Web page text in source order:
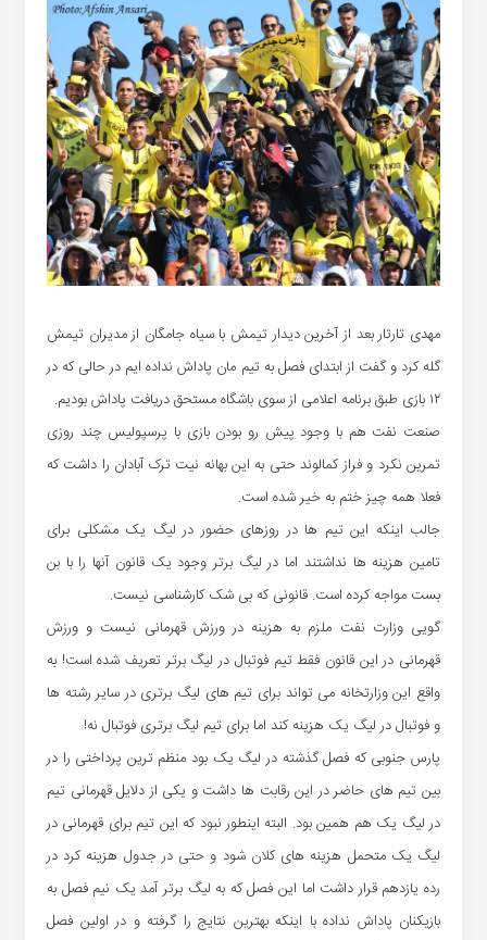
مهدی تارتار بعد از آخرین دیدار تیمش با سیاه جامگان از مدیران تیمش
گله کرد و گفت از ابتدای فصل به تیم مان پاداش نداده ایم در حالی که در
۱۲ بازی طبق برنامه اعلامی از سوی باشگاه مستحق دریافت پاداش بودیم.
صنعت نفت هم با وجود پیش رو بودن بازی با پرسپولیس چند روزی
تمرین نکرد و فراز کمالوند حتی به این بهانه نیت ترک آبادان را داشت که
فعلا همه چیز ختم به خیر شده است.
جالب اینکه این تیم ها در روزهای حضور در لیگ یک مشکلی برای
تامین هزینه ها نداشتند اما در لیگ برتر وجود یک قانون آنها را با بن
بست مواجه کرده است. قانونی که بی شک کارشناسی نیست.
گویی وزارت نفت ملزم به هزینه در ورزش قهرمانی نیست و ورزش
قهرمانی در این قانون فقط تیم فوتبال در لیگ برتر تعریف شده است! به
واقع این وزارتخانه می تواند برای تیم های لیگ برتری در سایر رشته ها
و فوتبال در لیگ یک هزینه کند اما برای تیم لیگ برتری فوتبال نه!
پارس جنوبی که فصل گذشته در لیگ یک بود منظم ترین پرداختی را در
بین تیم های حاضر در این رقابت ها داشت و یکی از دلایل قهرمانی تیم
در لیگ یک هم همین بود. البته اینطور نبود که این تیم برای قهرمانی در
لیگ یک متحمل هزینه های کلان شود و حتی در جدول هزینه کرد در
رده یازدهم قرار داشت اما این فصل که به لیگ برتر آمد یک نیم فصل به
بازیکنان پاداش نداده با اینکه بهترین نتایج را گرفته و در اولین فصل